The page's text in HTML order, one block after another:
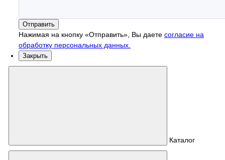
Отправить
Нажимая на кнопку «Отправить», Вы даете согласие на
обработку персональных данных.
Закрыть
Каталог